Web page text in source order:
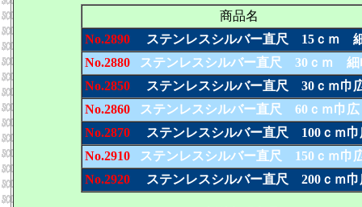
商品名
No.2890
ステンレスシルバー直尺 15ｃｍ
No.2880
ステンレスシルバー直尺 30ｃｍ 細
No.2850
ステンレスシルバー直尺 30ｃｍ巾
No.2860
ステンレスシルバー直尺 60ｃｍ巾広
No.2870
ステンレスシルバー直尺 100ｃｍ巾
No.2910
ステンレスシルバー直尺 150ｃｍ巾
No.2920
ステンレスシルバー直尺 200ｃｍ巾